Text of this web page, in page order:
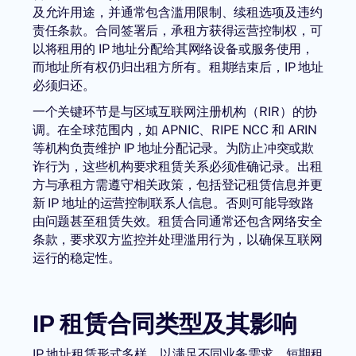
及允许用途，并通常包含滥用限制、续租选项及违约
责任条款。合同签署后，承租方获得运营控制权，可
以将租用的 IP 地址分配给其网络设备或服务使用，
而地址所有权仍归出租方所有。租期结束后，IP 地址
必须归还。
一个关键环节是与区域互联网注册机构（RIR）的协
调。在全球范围内，如 APNIC、RIPE NCC 和 ARIN
等机构负责维护 IP 地址分配记录。为防止冲突或欺
诈行为，这些机构要求租赁关系必须准确记录。出租
方与承租方需遵守相关政策，包括登记租赁信息并更
新 IP 地址的运营控制联系人信息。否则可能导致路
由问题甚至租赁失效。租赁合同通常还包含网络安全
条款，要求双方监控并处理滥用行为，以确保互联网
运行的稳定性。
IP 租赁合同类型及其影响